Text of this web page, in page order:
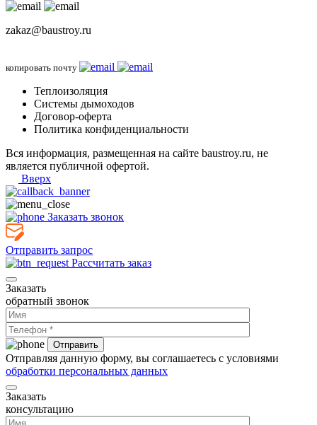
zakaz@baustroy.ru
копировать почту
Теплоизоляция
Системы дымоходов
Договор-оферта
Политика конфиденциальности
Вся информация, размещенная на сайте baustroy.ru, не
является публичной офертой.
Вверх
Заказать звонок
Отправить запрос
Рассчитать заказ
Заказать
обратный звонок
Отправляя данную форму, вы соглашаетесь с условиями
обработки персональных данных
Заказать
консультацию